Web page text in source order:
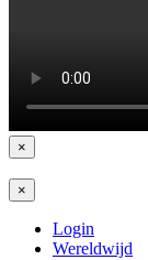
×
×
Login
Wereldwijd